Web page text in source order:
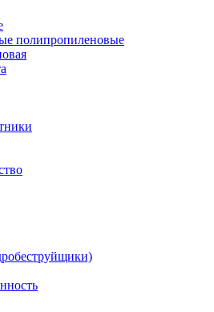
полипропиленовые